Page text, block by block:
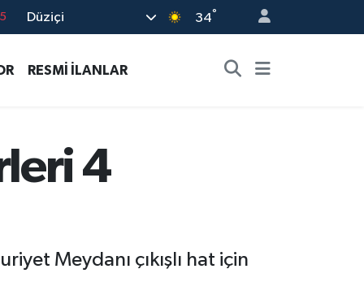
Düziçi 34°
RESMİ İLANLAR
4
Meydanı çıkışlı hat için